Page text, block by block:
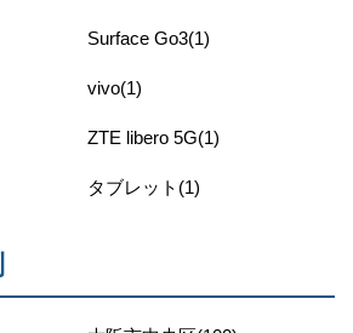
Surface Go3(1)
vivo(1)
ZTE libero 5G(1)
タブレット(1)